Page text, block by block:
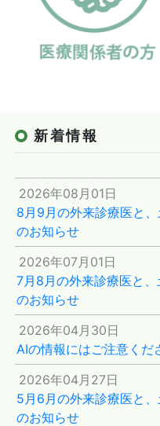
新着情報
2026年08月01日
8月9月の外来診療医と
のお知らせ
2026年07月01日
7月8月の外来診療医と
のお知らせ
2026年04月30日
AIの情報にはご注意くだ
2026年04月27日
5月6月の外来診療医と
のお知らせ